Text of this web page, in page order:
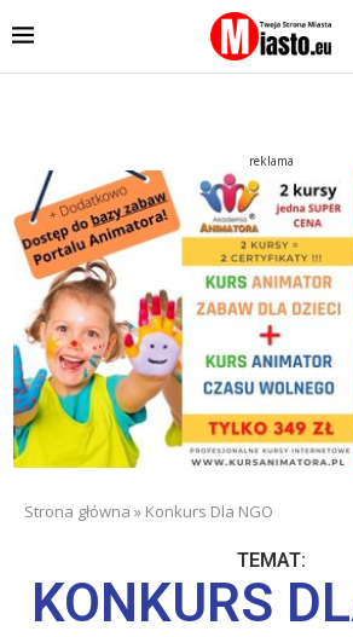
reklama
Strona główna » Konkurs Dla NGO
TEMAT:
KONKURS